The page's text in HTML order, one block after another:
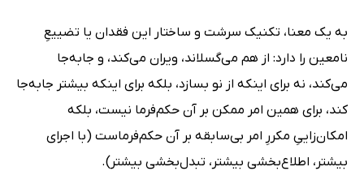
به یک معنا، تکنیک سرشت و ساختار این فقدان یا تضییعِ
نامعین را دارد: از هم می‌گسلاند، ویران می‌کند، و جابه‌جا
می‌کند، نه برای اینکه از نو بسازد، بلکه برای اینکه بیشتر جابه‌جا
کند، برای همین امر ممکن بر آن حکم‌فرما نیست، بلکه
امکان‌زاییِ مکررِ امر بی‌سابقه بر آن حکم‌فرماست (با اجرای
بیشتر، اطلاع‌بخشی بیشتر، تبدل‌بخشی بیشتر).